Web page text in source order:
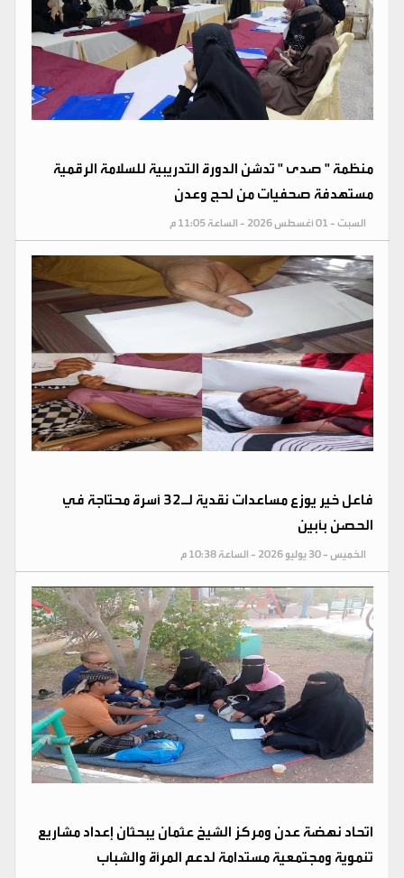
منظمة " صدى " تدشن الدورة التدريبية للسلامة الرقمية
مستهدفة صحفيات من لحج وعدن
السبت - 01 أغسطس 2026 - الساعة 11:05 م
فاعل خير يوزع مساعدات نقدية لـ32 أسرة محتاجة في
الحصن بأبين
الخميس - 30 يوليو 2026 - الساعة 10:38 م
اتحاد نهضة عدن ومركز الشيخ عثمان يبحثان إعداد مشاريع
تنموية ومجتمعية مستدامة لدعم المرأة والشباب